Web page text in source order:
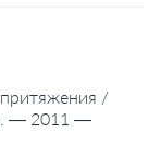
/
— 2011 —